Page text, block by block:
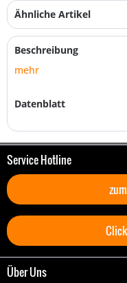
Ähnliche Artikel
Beschreibung
mehr
Datenblatt
Service Hotline
Über Uns